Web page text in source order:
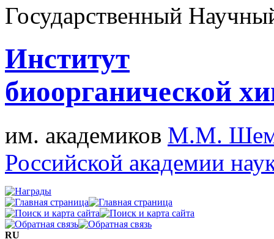
Государственный
Институт
биоорганической
им. академиков М.М.
Российской академии
RU